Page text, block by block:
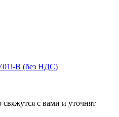
B (без НДС)
с вами и уточнят